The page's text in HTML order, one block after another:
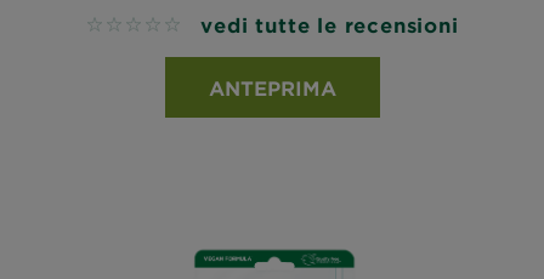
No reviews vedi tutte le recensioni
ANTEPRIMA